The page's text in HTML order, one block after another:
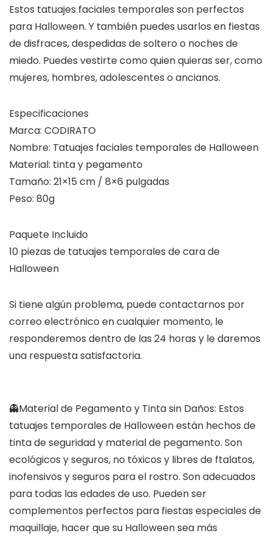
Estos tatuajes faciales temporales son perfectos
para Halloween. Y también puedes usarlos en fiestas
de disfraces, despedidas de soltero o noches de
miedo. Puedes vestirte como quien quieras ser, como
mujeres, hombres, adolescentes o ancianos.
Especificaciones
Marca: CODIRATO
Nombre: Tatuajes faciales temporales de Halloween
Material: tinta y pegamento
Tamaño: 21×15 cm / 8×6 pulgadas
Peso: 80g
Paquete Incluido
10 piezas de tatuajes temporales de cara de
Halloween
Si tiene algún problema, puede contactarnos por
correo electrónico en cualquier momento, le
responderemos dentro de las 24 horas y le daremos
una respuesta satisfactoria.
👻Material de Pegamento y Tinta sin Daños: Estos
tatuajes temporales de Halloween están hechos de
tinta de seguridad y material de pegamento. Son
ecológicos y seguros, no tóxicos y libres de ftalatos,
inofensivos y seguros para el rostro. Son adecuados
para todas las edades de uso. Pueden ser
complementos perfectos para fiestas especiales de
maquillaje, hacer que su Halloween sea más